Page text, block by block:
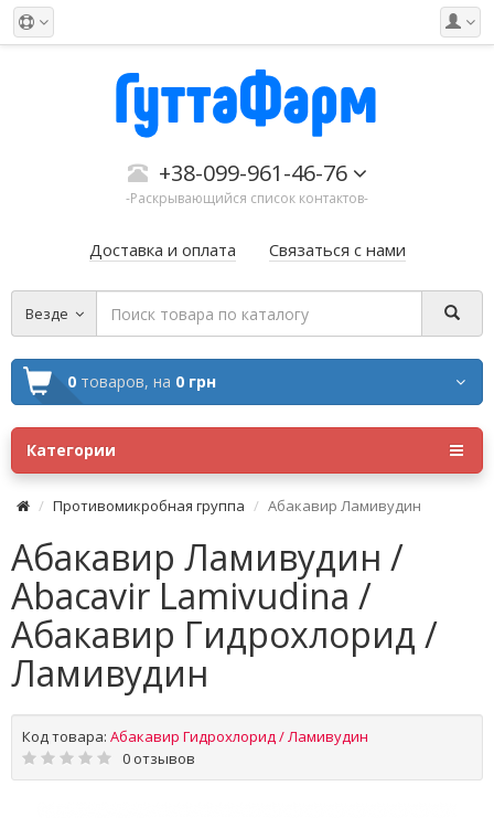
+38-099-961-46-76
-Раскрывающийся список контактов-
Доставка и оплата Связаться с нами
Везде
0 товаров, на 0 грн
Категории
Противомикробная группа Абакавир Ламивудин
Абакавир Ламивудин /
Abacavir Lamivudina /
Абакавир Гидрохлорид /
Ламивудин
Код товара: Абакавир Гидрохлорид / Ламивудин
0 отзывов